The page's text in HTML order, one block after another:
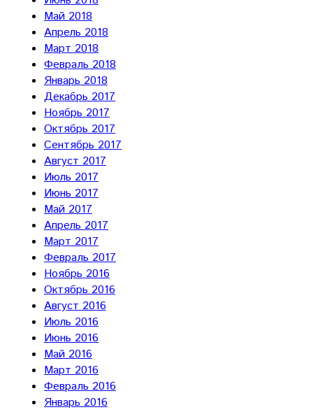
Май 2018
Апрель 2018
Март 2018
Февраль 2018
Январь 2018
Декабрь 2017
Ноябрь 2017
Октябрь 2017
Сентябрь 2017
Август 2017
Июль 2017
Июнь 2017
Май 2017
Апрель 2017
Март 2017
Февраль 2017
Ноябрь 2016
Октябрь 2016
Август 2016
Июль 2016
Июнь 2016
Май 2016
Март 2016
Февраль 2016
Январь 2016